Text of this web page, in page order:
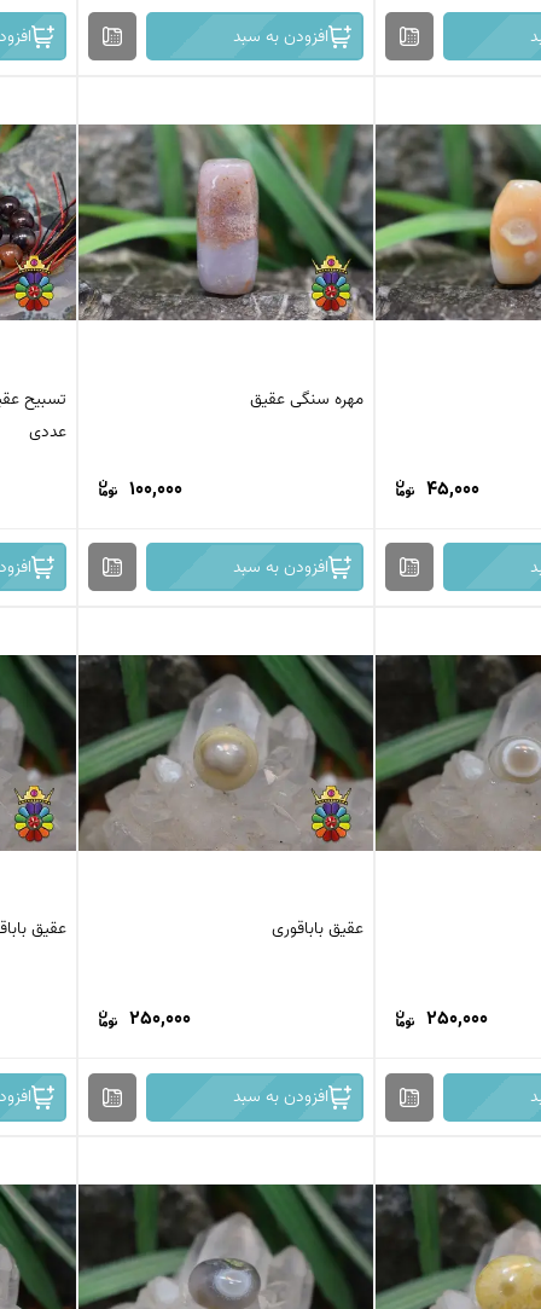
افزودن به سبد
45,000
مهره سنگی عقیق
100,000
افزودن به سبد
عددی
250,000
عقیق باباقوری
250,000
افزودن به سبد
عقیق